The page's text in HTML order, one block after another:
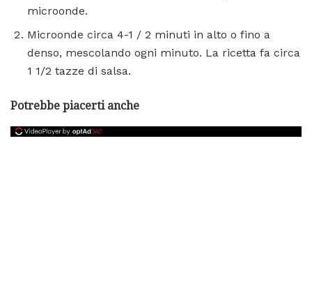
microonde.
Microonde circa 4-1 / 2 minuti in alto o fino a
denso, mescolando ogni minuto. La ricetta fa circa
1 1/2 tazze di salsa.
Potrebbe piacerti anche